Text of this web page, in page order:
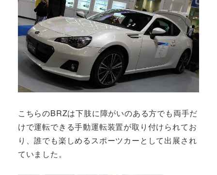
こちらのBRZは下肢に障がいのある方でも両手だ
けで運転できる手動運転装置が取り付けられてお
り、誰でも楽しめるスポーツカーとして出展され
ていました。